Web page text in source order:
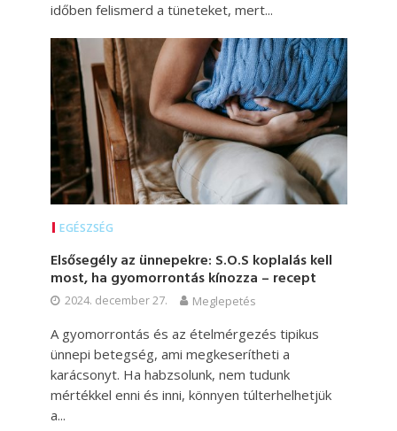
időben felismerd a tüneteket, mert...
EGÉSZSÉG
Elsősegély az ünnepekre: S.O.S koplalás kell
most, ha gyomorrontás kínozza – recept
2024. december 27. Meglepetés
A gyomorrontás és az ételmérgezés tipikus
ünnepi betegség, ami megkeserítheti a
karácsonyt. Ha habzsolunk, nem tudunk
mértékkel enni és inni, könnyen túlterhelhetjük
a...